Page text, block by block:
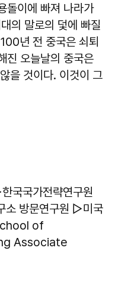
돌이에 빠져 나라가
의 말로의 덫에 빠질
년 전 중국은 쇠퇴
진 오늘날의 중국은
을 것이다. 이것이 그
국국가전략연구원
소 방문연구원 ▷미국
of
Associate